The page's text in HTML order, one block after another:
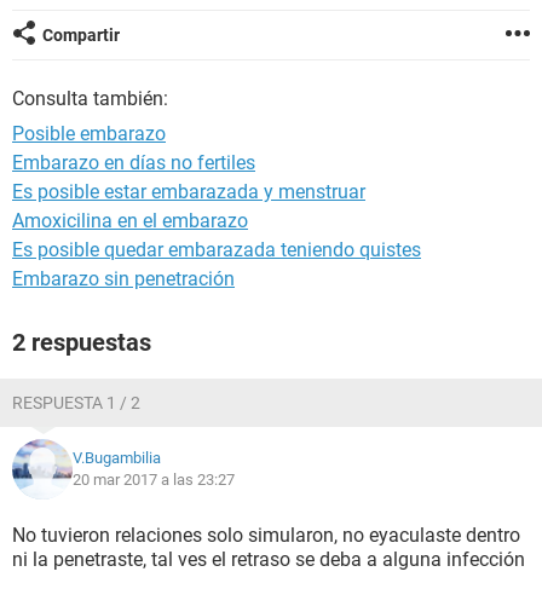
Compartir
Consulta también:
Posible embarazo
Embarazo en días no fertiles
Es posible estar embarazada y menstruar
Amoxicilina en el embarazo
Es posible quedar embarazada teniendo quistes
Embarazo sin penetración
2 respuestas
RESPUESTA 1 / 2
V.Bugambilia
20 mar 2017 a las 23:27
No tuvieron relaciones solo simularon, no eyaculaste dentro
ni la penetraste, tal ves el retraso se deba a alguna infección